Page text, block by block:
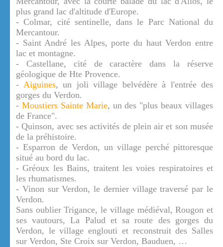
plus grand lac d'altitude d'Europe.
- Colmar, cité sentinelle, dans le Parc National du
Mercantour.
- Saint André les Alpes, porte du haut Verdon entre
lac et montagne.
- Castellane, cité de caractère dans la réserve
géologique de Hte Provence.
- Aiguines, un joli village belvédère à l'entrée des
gorges du Verdon.
- Moustiers Sainte Marie, un des "plus beaux villages
de France".
- Quinson, avec ses activités de plein air et son musée
de la préhistoire.
- Esparron de Verdon, un village perché pittoresque
situé au bord du lac.
- Gréoux les Bains, traitent les voies respiratoires et
les rhumatismes.
- Vinon sur Verdon, le dernier village traversé par le
Verdon.
Sans oublier Trigance, le village médiéval, Rougon et
ses vautours, La Palud et sa route des gorges du
Verdon, le village englouti et reconstruit des Salles
sur Verdon, Ste Croix sur Verdon, Bauduen, …